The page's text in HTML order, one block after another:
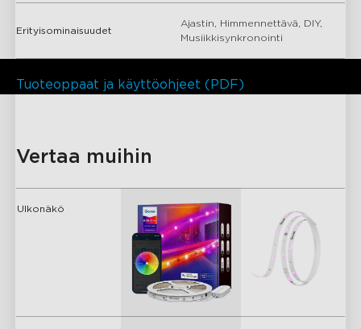
Erityisominaisuudet
Ajastin, Himmennettävä, DIY,
Musiikkisynkronointi
Tuoteoppaat ja käyttöohjeet (PDF)
Vertaa muihin
Ulkonäkö